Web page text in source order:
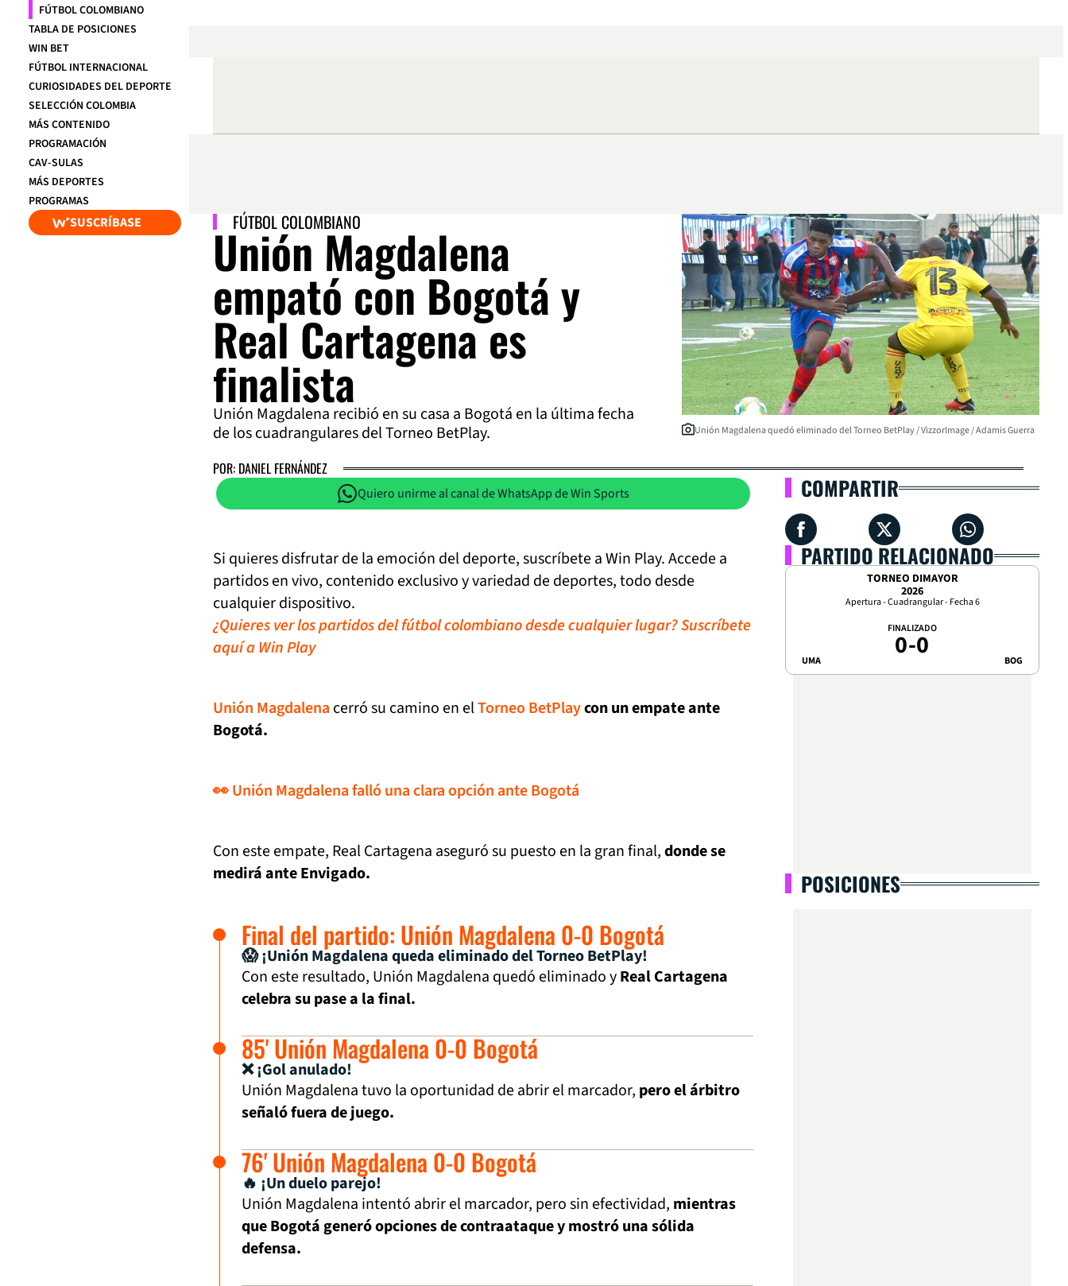
FÚTBOL COLOMBIANO
TABLA DE POSICIONES
WIN BET
FÚTBOL INTERNACIONAL
CURIOSIDADES DEL DEPORTE
SELECCIÓN COLOMBIA
MÁS CONTENIDO
PROGRAMACIÓN
CAV-SULAS
MÁS DEPORTES
PROGRAMAS
SUSCRÍBASE FÚTBOL COLOMBIANO
Unión Magdalena
empató con Bogotá y
Real Cartagena es
finalista
Unión Magdalena recibió en su casa a Bogotá en la última fecha
de los cuadrangulares del Torneo BetPlay.
Unión Magdalena quedó eliminado del Torneo BetPlay / VizzorImage / Adamis Guerra
POR: DANIEL FERNÁNDEZ
Quiero unirme al canal de WhatsApp de Win Sports
Si quieres disfrutar de la emoción del deporte, suscríbete a Win Play. Accede a
partidos en vivo, contenido exclusivo y variedad de deportes, todo desde
cualquier dispositivo.
¿Quieres ver los partidos del fútbol colombiano desde cualquier lugar? Suscríbete
aquí a Win Play
Unión Magdalena cerró su camino en elTorneo BetPlaycon un empate ante
Bogotá.
👀 Unión Magdalena falló una clara opción ante Bogotá
Con este empate, Real Cartagena aseguró su puesto en la gran final,donde se
medirá ante Envigado.
Final del partido: Unión Magdalena 0-0 Bogotá
😱 ¡Unión Magdalena queda eliminado del Torneo BetPlay!
Con este resultado, Unión Magdalena quedó eliminado yReal Cartagena
celebra su pase a la final.
85' Unión Magdalena 0-0 Bogotá
❌ ¡Gol anulado!
Unión Magdalena tuvo la oportunidad de abrir el marcador, pero el árbitro
señaló fuera de juego.
76' Unión Magdalena 0-0 Bogotá
🔥 ¡Un duelo parejo!
Unión Magdalena intentó abrir el marcador, pero sin efectividad, mientras
que Bogotá generó opciones de contraataque y mostró una sólida
defensa.
COMPARTIR
PARTIDO RELACIONADO
TORNEO DIMAYOR
2026
Apertura - Cuadrangular - Fecha 6
UMA
FINALIZADO
0-0 BOG
POSICIONES